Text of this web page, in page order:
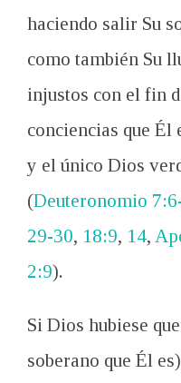
haciendo salir Su
como también Su
injustos con el fin
conciencias que Él
y el único Dios
(Deuteronomio
29-30, 18:9, 14,
2:9).
Si Dios hubiese
soberano que Él